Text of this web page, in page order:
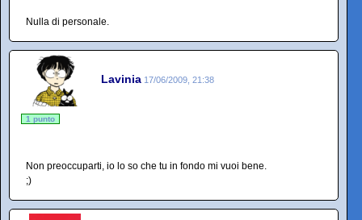
Nulla di personale.
Lavinia 17/06/2009, 21:38
1 punto
Non preoccuparti, io lo so che tu in fondo mi vuoi bene.
;)